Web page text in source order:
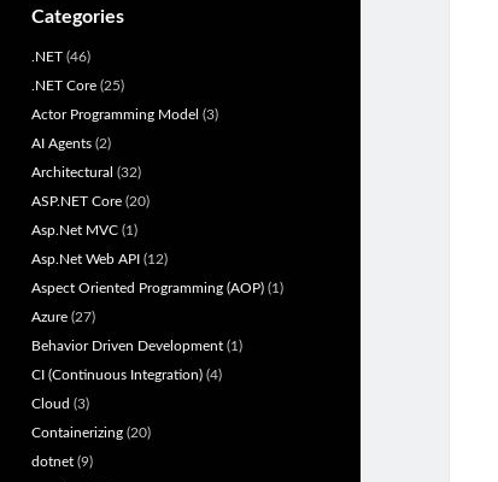
u
b
dI
n
Categories
.NET(46)
.NET Core(25)
Actor Programming Model (3)
AI Agents(2)
Architectural (32)
ASP.NET Core(20)
Asp.Net MVC(1)
Asp.Net Web API(12)
Aspect Oriented Programming (AOP)(1)
Azure(27)
Behavior Driven Development(1)
CI (Continuous Integration)(4)
Cloud (3)
Containerizing(20)
dotnet(9)